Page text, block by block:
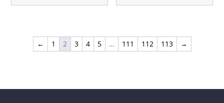
← 1 2 3 4 5 … 111 112 113 →